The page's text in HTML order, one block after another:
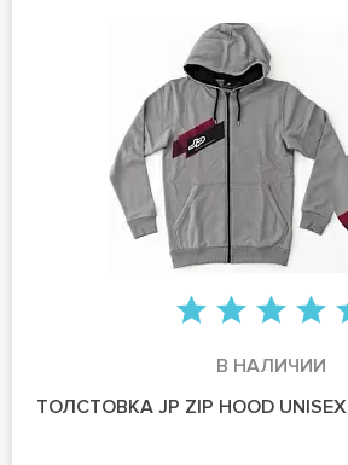
В НАЛИЧИИ
ТОЛСТОВКА JP ZIP HOOD UNISEX